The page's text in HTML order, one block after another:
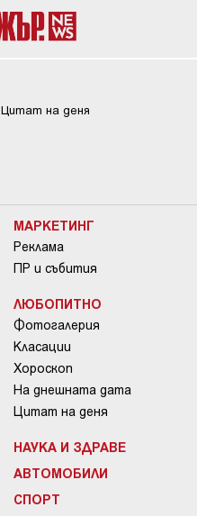
Цитат на деня
МАРКЕТИНГ
Реклама
ПР и събития
ЛЮБОПИТНО
Фотогалерия
Класации
Хороскоп
На днешната дата
Цитат на деня
НАУКА И ЗДРАВЕ
АВТОМОБИЛИ
СПОРТ